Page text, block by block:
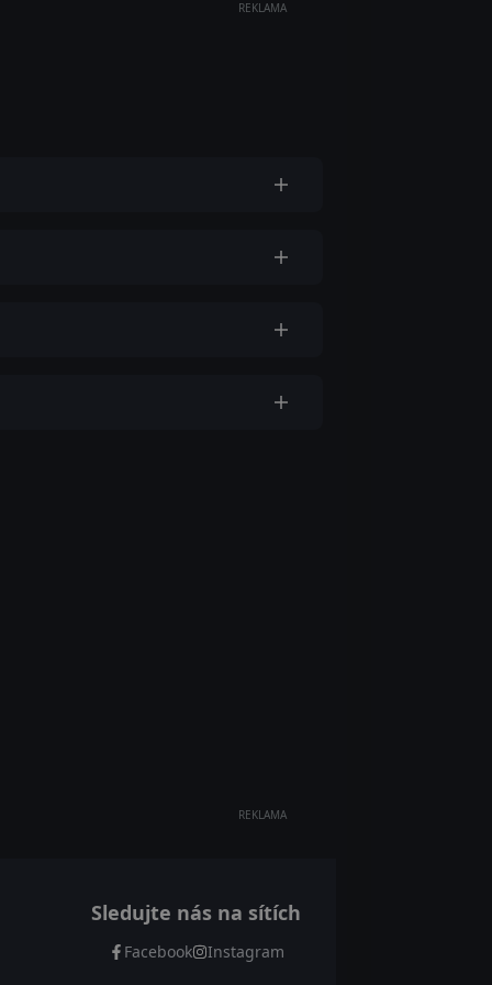
REKLAMA
REKLAMA
Sledujte nás na sítích
Facebook Instagram